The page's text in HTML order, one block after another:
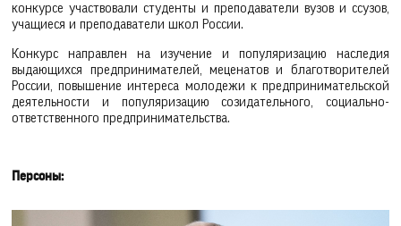
конкурсе участвовали студенты и преподаватели вузов и ссузов,
учащиеся и преподаватели школ России.
Конкурс направлен на изучение и популяризацию наследия
выдающихся предпринимателей, меценатов и благотворителей
России, повышение интереса молодежи к предпринимательской
деятельности и популяризацию созидательного, социально-
ответственного предпринимательства.
Персоны: